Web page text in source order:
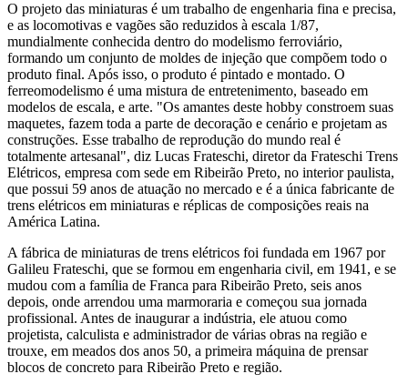
O projeto das miniaturas é um trabalho de engenharia fina e precisa,
e as locomotivas e vagões são reduzidos à escala 1/87,
mundialmente conhecida dentro do modelismo ferroviário,
formando um conjunto de moldes de injeção que compõem todo o
produto final. Após isso, o produto é pintado e montado. O
ferreomodelismo é uma mistura de entretenimento, baseado em
modelos de escala, e arte. "Os amantes deste hobby constroem suas
maquetes, fazem toda a parte de decoração e cenário e projetam as
construções. Esse trabalho de reprodução do mundo real é
totalmente artesanal", diz Lucas Frateschi, diretor da Frateschi Trens
Elétricos, empresa com sede em Ribeirão Preto, no interior paulista,
que possui 59 anos de atuação no mercado e é a única fabricante de
trens elétricos em miniaturas e réplicas de composições reais na
América Latina.
A fábrica de miniaturas de trens elétricos foi fundada em 1967 por
Galileu Frateschi, que se formou em engenharia civil, em 1941, e se
mudou com a família de Franca para Ribeirão Preto, seis anos
depois, onde arrendou uma marmoraria e começou sua jornada
profissional. Antes de inaugurar a indústria, ele atuou como
projetista, calculista e administrador de várias obras na região e
trouxe, em meados dos anos 50, a primeira máquina de prensar
blocos de concreto para Ribeirão Preto e região.